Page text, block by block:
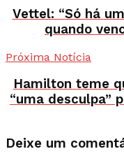
Vettel: “Só há
quando
Próxima Notícia
Hamilton teme
“uma desculpa”
Deixe um